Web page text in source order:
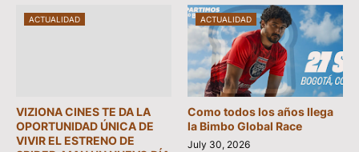
ACTUALIDAD
VIZIONA CINES TE DA LA
OPORTUNIDAD ÚNICA DE
VIVIR EL ESTRENO DE
ACTUALIDAD
Como todos los años llega
la Bimbo Global Race
July 30, 2026